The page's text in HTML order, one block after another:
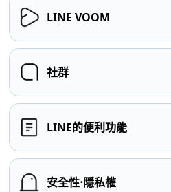
LINE VOOM
社群
LINE的便利功能
安全性⋅隱私權